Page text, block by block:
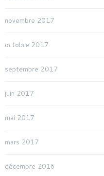
novembre 2017
octobre 2017
septembre 2017
juin 2017
mai 2017
mars 2017
décembre 2016